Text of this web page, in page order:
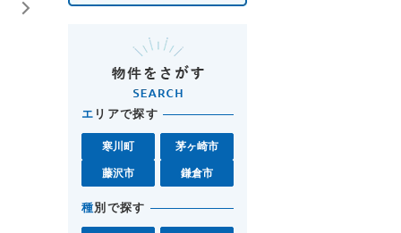
エ リアで探す
寒川町 茅ヶ崎市
藤沢市 鎌倉市
種別で探す